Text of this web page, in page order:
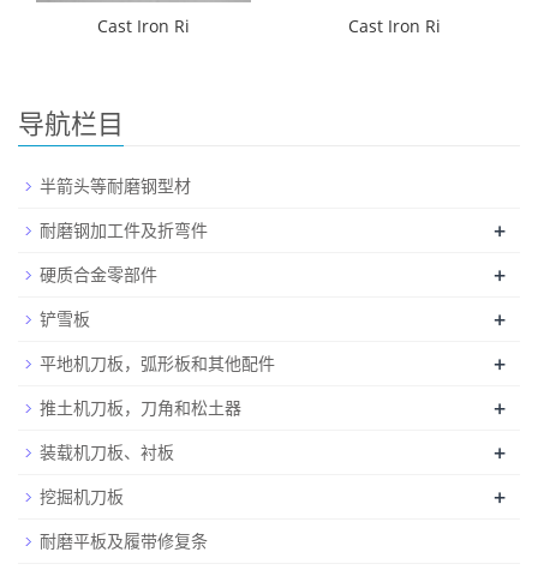
Cast Iron Ri Cast Iron Ri
导航栏目
半箭头等耐磨钢型材
耐磨钢加工件及折弯件
+
硬质合金零部件 +
铲雪板 +
平地机刀板，弧形板和其他配件 +
推土机刀板，刀角和松土器 +
装载机刀板、衬板 +
挖掘机刀板 +
耐磨平板及履带修复条